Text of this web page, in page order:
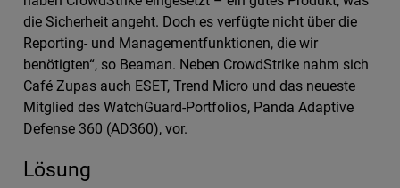
die Sicherheit angeht. Doch es verfügte nicht über die
Reporting- und Managementfunktionen, die wir
benötigten“, so Beaman. Neben CrowdStrike nahm sich
Café Zupas auch ESET, Trend Micro und das neueste
Mitglied des WatchGuard-Portfolios, Panda Adaptive
Defense 360 (AD360), vor.
Lösung